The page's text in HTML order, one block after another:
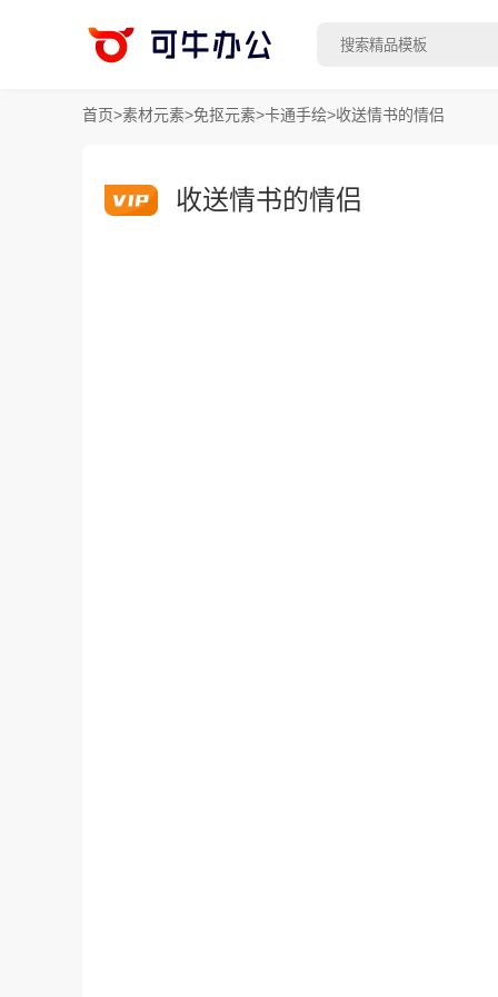
首页>素材元素>免抠元素>卡通手绘>收送情书的情侣
收送情书的情侣